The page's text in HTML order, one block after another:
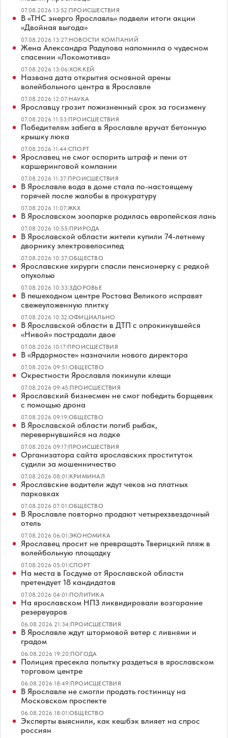
07.08.2026 13:52|ПРОИСШЕСТВИЯ
В «ТНС энерго Ярославль» подвели итоги акции
«Двойная выгода»
07.08.2026 13:27|НОВОСТИ КОМПАНИЙ
Жена Александра Радулова напомнила о чудесном
спасении «Локомотива»
07.08.2026 13:06|ХОККЕЙ
Названа дата открытия основной арены
волейбольного центра в Ярославле
07.08.2026 12:07|НАУКА
Ярославцу грозит пожизненный срок за госизмену
07.08.2026 11:53|ПРОИСШЕСТВИЯ
Победителям забега в Ярославле вручат бетонную
крышку люка
07.08.2026 11:44|СПОРТ
Ярославец не смог оспорить штраф и пени от
каршеринговой компании
07.08.2026 11:37|ПРОИСШЕСТВИЯ
В Ярославле вода в доме стала по-настоящему
горячей после жалобы в прокуратуру
07.08.2026 11:07|ЖКХ
В Ярославском зоопарке родилась европейская лань
07.08.2026 10:55|ПРИРОДА
В Ярославской области жители купили 74-летнему
дворнику электровелосипед
07.08.2026 10:37|ОБЩЕСТВО
Ярославские хирурги спасли пенсионерку с редкой
опухолью
07.08.2026 10:33|ЗДОРОВЬЕ
В пешеходном центре Ростова Великого исправят
свежеуложенную плитку
07.08.2026 10:32|ОФИЦИАЛЬНО
В Ярославской области в ДТП с опрокинувшейся
«Нивой» пострадали двое
07.08.2026 10:17|ПРОИСШЕСТВИЯ
В «Ярдормосте» назначили нового директора
07.08.2026 09:51|ОБЩЕСТВО
Окрестности Ярославля покинули клещи
07.08.2026 09:45|ПРОИСШЕСТВИЯ
Ярославский бизнесмен не смог победить борщевик
с помощью дрона
07.08.2026 09:19|ОБЩЕСТВО
В Ярославской области погиб рыбак,
перевернувшийся на лодке
07.08.2026 09:17|ПРОИСШЕСТВИЯ
Организатора сайта ярославских проституток
судили за мошенничество
07.08.2026 08:01|КРИМИНАЛ
Ярославские водители ждут чеков на платных
парковках
07.08.2026 07:01|ОБЩЕСТВО
В Ярославле повторно продают четырехзвездочный
отель
07.08.2026 06:01|ЭКОНОМИКА
Ярославец просит не превращать Тверицкий пляж в
волейбольную площадку
07.08.2026 05:01|СПОРТ
На места в Госдуме от Ярославской области
претендует 18 кандидатов
07.08.2026 04:01|ПОЛИТИКА
На ярославском НПЗ ликвидировали возгорание
резервуаров
06.08.2026 21:34|ПРОИСШЕСТВИЯ
В Ярославле ждут штормовой ветер с ливнями и
градом
06.08.2026 19:20|ПОГОДА
Полиция пресекла попытку раздеться в ярославском
торговом центре
06.08.2026 18:49|ПРОИСШЕСТВИЯ
В Ярославле не смогли продать гостиницу на
Московском проспекте
06.08.2026 18:01|ОБЩЕСТВО
Эксперты выяснили, как кешбэк влияет на спрос
россиян